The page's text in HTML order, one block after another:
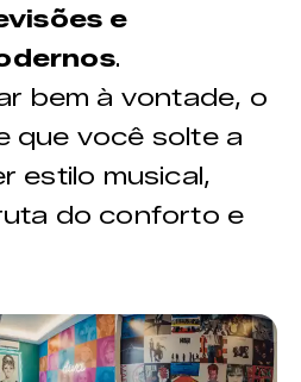
e
.
bem à vontade, o
que você solte a
estilo musical,
do conforto e